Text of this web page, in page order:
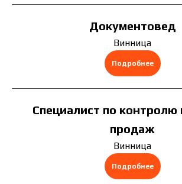
Документовед
Винница
Подробнее
Специалист по контролю
продаж
Винница
Подробнее